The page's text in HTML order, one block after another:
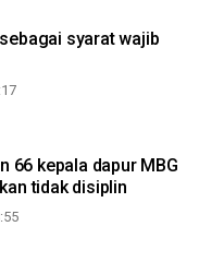
syarat wajib
66 kepala dapur MBG
tidak disiplin